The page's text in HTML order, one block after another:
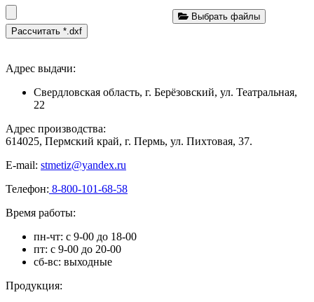
Выбрать файлы
Рассчитать *.dxf
Адрес выдачи:
Свердловская область, г. Берёзовский, ул. Театральная,
22
Адрес производства:
614025, Пермский край, г. Пермь, ул. Пихтовая, 37.
E-mail: stmetiz@yandex.ru
Телефон: 8-800-101-68-58
Время работы:
пн-чт: с 9-00 до 18-00
пт: с 9-00 до 20-00
сб-вс: выходные
Продукция: